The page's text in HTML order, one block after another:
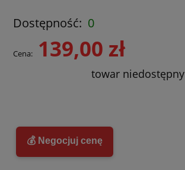
Dostępność: 0
Cena: 139,00 zł
towar niedostępny
💰 Negocjuj cenę